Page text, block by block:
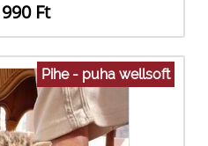
Ft
Pihe - puha wellsoft